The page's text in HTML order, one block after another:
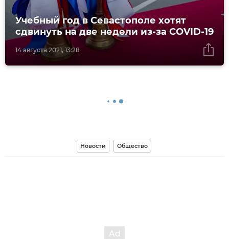
14 августа 2021, 13:28
Учебный год в Севастополе хотят
сдвинуть на две недели из-за COVID-19
Новости Общество